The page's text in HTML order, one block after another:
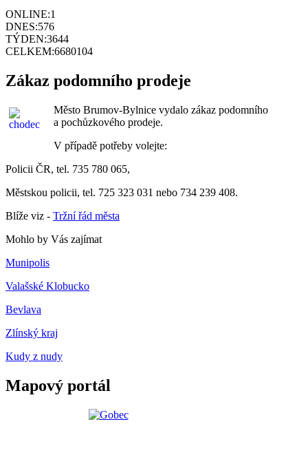
ONLINE:1
DNES:576
TÝDEN:3644
CELKEM:6680104
Zákaz podomního prodeje
Město Brumov-Bylnice vydalo zákaz podomního
a pochůzkového prodeje.
V případě potřeby volejte:
Policii ČR, tel. 735 780 065,
Městskou policii, tel. 725 323 031 nebo 734 239 408.
Blíže viz - Tržní řád města
Mohlo by Vás zajímat
Munipolis
Valašské Klobucko
Bevlava
Zlínský kraj
Kudy z nudy
Mapový portál